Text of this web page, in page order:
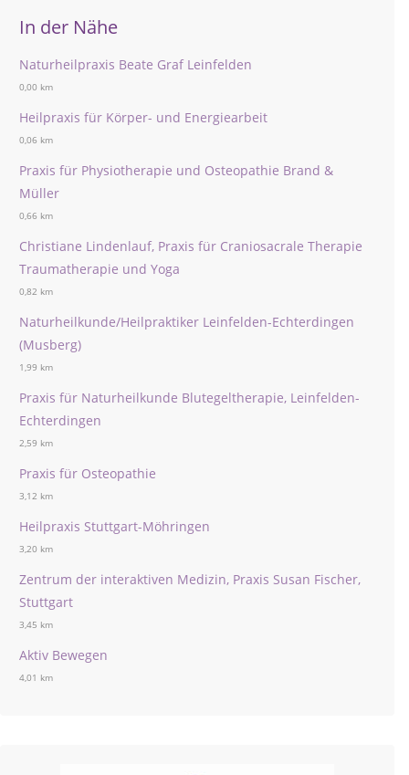
In der Nähe
Naturheilpraxis Beate Graf Leinfelden
0,00 km
Heilpraxis für Körper- und Energiearbeit
0,06 km
Praxis für Physiotherapie und Osteopathie Brand &
Müller
0,66 km
Christiane Lindenlauf, Praxis für Craniosacrale Therapie
Traumatherapie und Yoga
0,82 km
Naturheilkunde/Heilpraktiker Leinfelden-Echterdingen
(Musberg)
1,99 km
Praxis für Naturheilkunde Blutegeltherapie, Leinfelden-
Echterdingen
2,59 km
Praxis für Osteopathie
3,12 km
Heilpraxis Stuttgart-Möhringen
3,20 km
Zentrum der interaktiven Medizin, Praxis Susan Fischer,
Stuttgart
3,45 km
Aktiv Bewegen
4,01 km